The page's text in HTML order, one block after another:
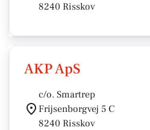
8240 Risskov
AKP ApS
c/o. Smartrep
Frijsenborgvej 5 C
8240 Risskov